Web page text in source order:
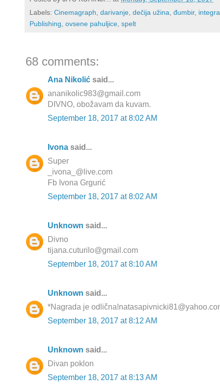
Labels: Cinemagraph, darivanje, dečija užina, đumbir,
Publishing, ovsene pahuljice, spelt
68 comments:
Ana Nikolić said...
ananikolic983@gmail.com
DIVNO, obožavam da kuvam.
September 18, 2017 at 8:02 AM
Ivona said...
Super
_ivona_@live.com
Fb Ivona Grgurić
September 18, 2017 at 8:02 AM
Unknown said...
Divno
tijana.cuturilo@gmail.com
September 18, 2017 at 8:10 AM
Unknown said...
*Nagrada je
September 18, 2017 at 8:12 AM
Unknown said...
Divan poklon
September 18, 2017 at 8:13 AM